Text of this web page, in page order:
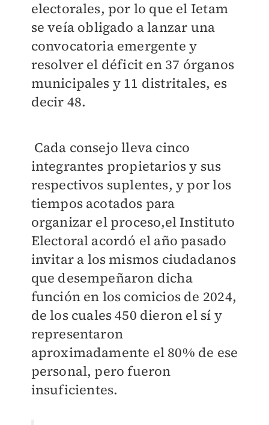
electorales, por lo que el Ietam
se veía obligado a lanzar una
convocatoria emergente y
resolver el déficit en 37 órganos
municipales y 11 distritales, es
decir 48.
Cada consejo lleva cinco
integrantes propietarios y sus
respectivos suplentes, y por los
tiempos acotados para
organizar el proceso,el Instituto
Electoral acordó el año pasado
invitar a los mismos ciudadanos
que desempeñaron dicha
función en los comicios de 2024,
de los cuales 450 dieron el sí y
representaron
aproximadamente el 80% de ese
personal, pero fueron
insuficientes.